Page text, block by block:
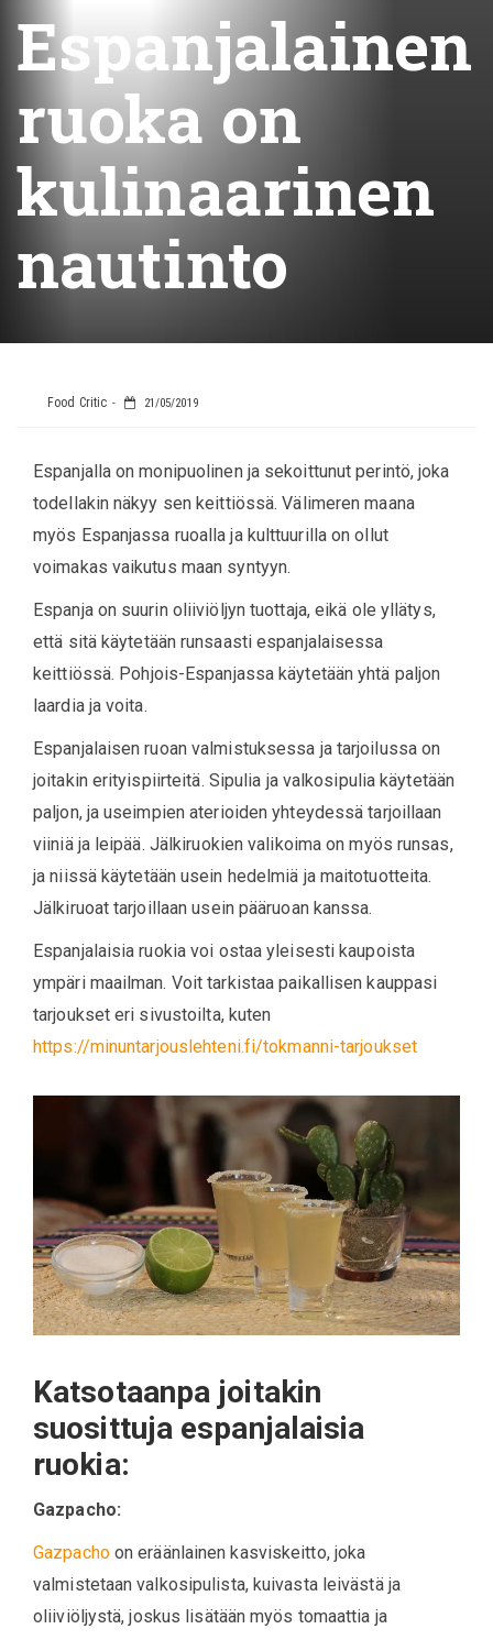
Espanjalainen
ruoka on
kulinaarinen
nautinto
Food Critic 21/05/2019
Espanjalla on monipuolinen ja sekoittunut perintö, joka
todellakin näkyy sen keittiössä. Välimeren maana
myös Espanjassa ruoalla ja kulttuurilla on ollut
voimakas vaikutus maan syntyyn.
Espanja on suurin oliiviöljyn tuottaja, eikä ole yllätys,
että sitä käytetään runsaasti espanjalaisessa
keittiössä. Pohjois-Espanjassa käytetään yhtä paljon
laardia ja voita.
Espanjalaisen ruoan valmistuksessa ja tarjoilussa on
joitakin erityispiirteitä. Sipulia ja valkosipulia käytetään
paljon, ja useimpien aterioiden yhteydessä tarjoillaan
viiniä ja leipää. Jälkiruokien valikoima on myös runsas,
ja niissä käytetään usein hedelmiä ja maitotuotteita.
Jälkiruoat tarjoillaan usein pääruoan kanssa.
Espanjalaisia ruokia voi ostaa yleisesti kaupoista
ympäri maailman. Voit tarkistaa paikallisen kauppasi
tarjoukset eri sivustoilta, kuten
https://minuntarjouslehteni.fi/tokmanni-tarjoukset
Katsotaanpa joitakin
suosittuja espanjalaisia
ruokia:
Gazpacho:
Gazpachoon eräänlainen kasviskeitto, joka
valmistetaan valkosipulista, kuivasta leivästä ja
oliiviöljystä, joskus lisätään myös tomaattia ja